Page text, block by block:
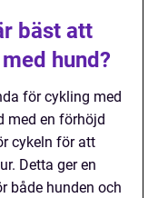
bäst att
hund?
för cykling med
med en förhöjd
cykeln för att
Detta ger en
både hunden och